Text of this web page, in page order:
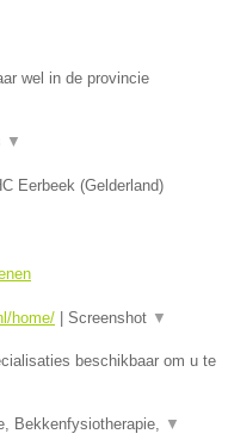
wel in de provincie
▼
Eerbeek (Gelderland)
home/ Screenshot ▼
beschikbaar om u te
Bekkenfysiotherapie, ▼